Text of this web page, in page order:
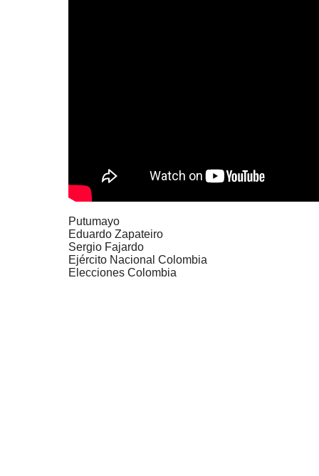
Putumayo
Eduardo Zapateiro
Sergio Fajardo
Ejército Nacional Colombia
Elecciones Colombia